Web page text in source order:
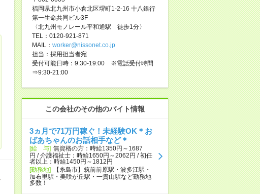
福岡県北九州市小倉北区堺町1-2-16 十八銀行
第一生命共同ビル3F
〈北九州モノレール平和通駅 徒歩1分〉
TEL：0120-921-871
MAIL： worker@nissonet.co.jp
担当：採用担当者宛
受付可能日時：9:30-19:00 ※電話受付時間
⇒9:30-21:00
この会社のその他のバイト情報
3ヵ月で71万円稼ぐ！未経験OK＊お
ばあちゃんのお話相手など＊
[給 与] 無資格の方：時給1350円～1687
円 / 介護福祉士：時給1650円～2062円 / 初任
者以上：時給1450円～1812円
[勤務地]
【糸島市】筑前前原駅・波多江駅・
加布里駅・美咲が丘駅・一貴山駅など勤務地
多数！